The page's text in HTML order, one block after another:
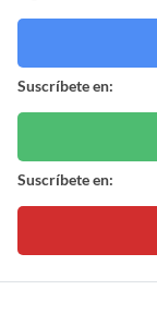
Suscríbete en:
Suscríbete en: